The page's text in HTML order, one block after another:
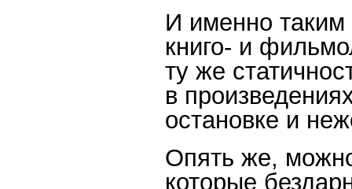
И именно
книго- и
ту же
в
остановке и
Опять же,
которые